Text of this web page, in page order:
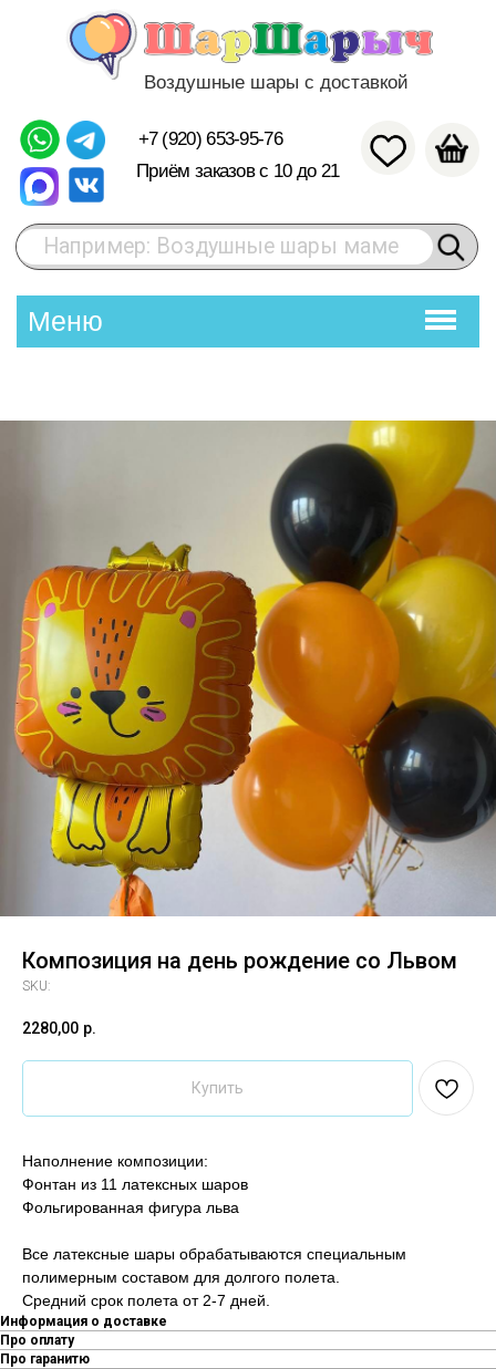
Воздушные шары с доставкой
Приём заказов с 10 до 21
Меню
Например: Воздушные шары маме
Композиция на день рождение со Львом
SKU:
2280,00 р.
Купить
Наполнение композиции:
Фонтан из 11 латексных шаров
Фольгированная фигура льва
Все латексные шары обрабатываются специальным
полимерным составом для долгого полета.
Средний срок полета от 2-7 дней.
Информация о доставке
Про оплату
Про гаранитю